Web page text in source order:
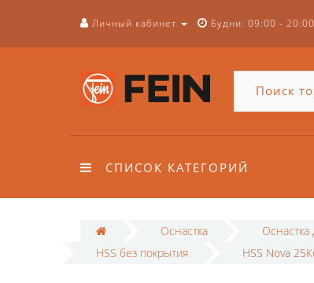
Личный кабинет Будни: 09:00 - 20:00
СПИСОК КАТЕГОРИЙ
Оснастка
HSS без покрытия
HSS Nova